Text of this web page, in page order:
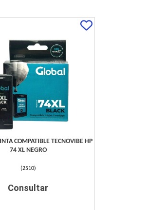
COMPATIBLE TECNOVIBE HP
74 XL NEGRO
(2510)
Consultar